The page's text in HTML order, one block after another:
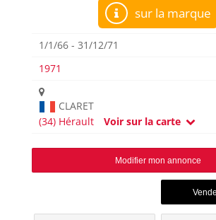
sur la marque
1/1/66 - 31/12/71
1971
CLARET
(34) Hérault
Voir sur la carte
Modifier mon annonce